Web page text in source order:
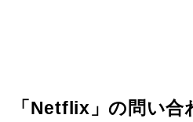
「Netflix」の問い合